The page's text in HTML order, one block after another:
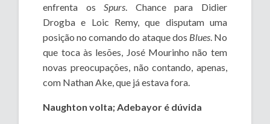
enfrenta osSpurs. Chance para Didier
Drogba e Loic Remy, que disputam uma
posição no comando do ataque dos Blues. No
que toca às lesões, José Mourinho não tem
novas preocupações, não contando, apenas,
com Nathan Ake, que já estava fora.
Naughton volta; Adebayor é dúvida